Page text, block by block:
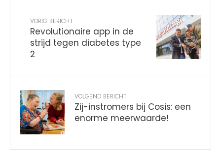
VORIG BERICHT
Revolutionaire app in de
strijd tegen diabetes type
2
VOLGEND BERICHT
Zij-instromers bij Cosis: een
enorme meerwaarde!